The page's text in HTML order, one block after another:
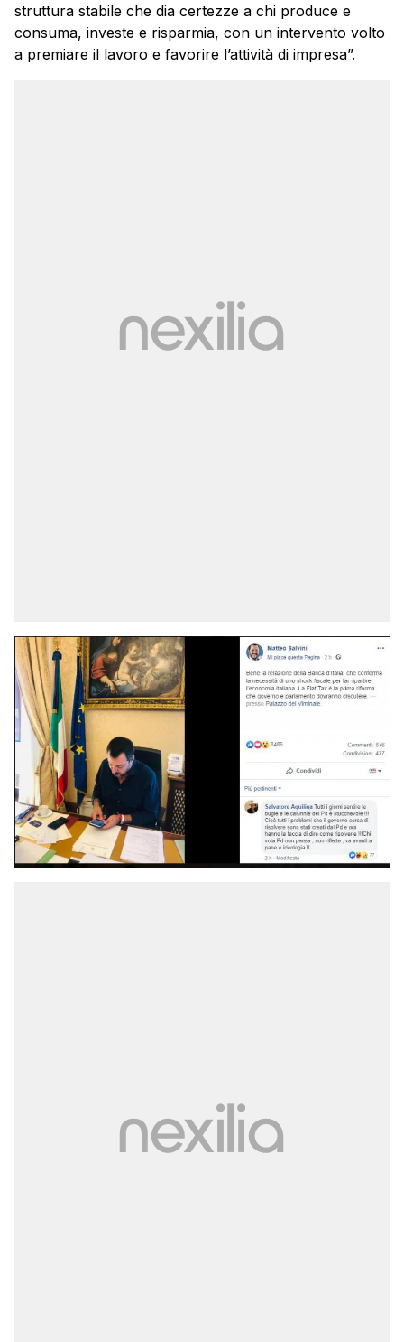
struttura stabile che dia certezze a chi produce e
consuma, investe e risparmia, con un intervento volto
a premiare il lavoro e favorire l’attività di impresa”.